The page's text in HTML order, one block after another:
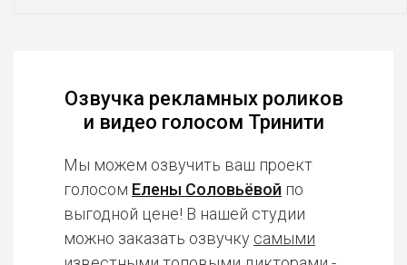
Озвучка рекламных роликов
и видео голосом Тринити
Мы можем озвучить ваш проект
голосом Елены Соловьёвой по
выгодной цене! В нашей студии
можно заказать озвучку самыми